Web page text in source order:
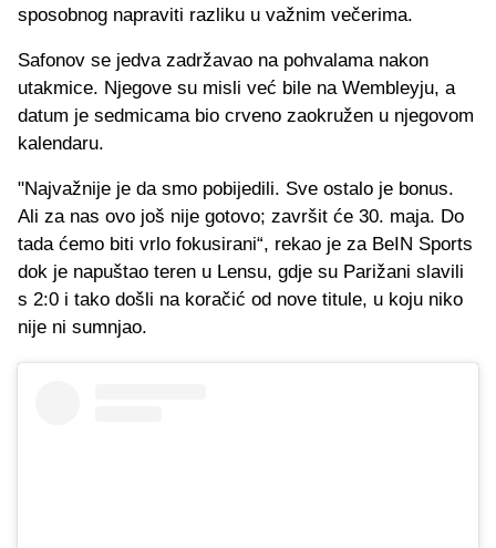
sposobnog napraviti razliku u važnim večerima.
Safonov se jedva zadržavao na pohvalama nakon
utakmice. Njegove su misli već bile na Wembleyju, a
datum je sedmicama bio crveno zaokružen u njegovom
kalendaru.
"Najvažnije je da smo pobijedili. Sve ostalo je bonus.
Ali za nas ovo još nije gotovo; završit će 30. maja. Do
tada ćemo biti vrlo fokusirani“, rekao je za BeIN Sports
dok je napuštao teren u Lensu, gdje su Parižani slavili
s 2:0 i tako došli na koračić od nove titule, u koju niko
nije ni sumnjao.